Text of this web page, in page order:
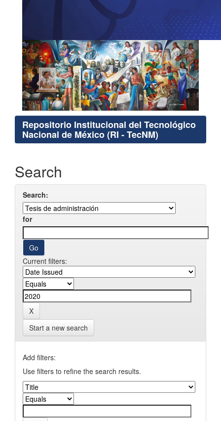
Repositorio Institucional del Tecnológico
Nacional de México (RI - TecNM)
Search
Search:
for
Current filters:
Start a new search
Add filters:
Use filters to refine the search results.